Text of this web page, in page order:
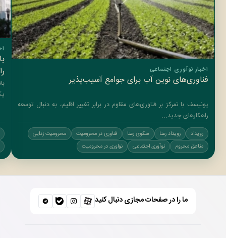
اخبار نوآوری اجتماعی
فناوری‌های نوین آب برای جوامع آسیب‌پذیر
یونیسف با تمرکز بر فناوری‌های مقاوم در برابر تغییر اقلیم، به دنبال توسعه
راهکارهای جدید...
رویداد رویداد رعنا سکوی رعنا فناوری در محرومیت
محرومیت زدایی
مناطق محروم
نوآوری اجتماعی نواوری در محرومیت
ما را در صفحات مجازی دنبال کنید